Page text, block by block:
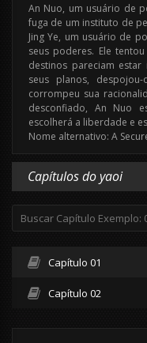
An Nuo, um usuário de
fuga de um instituto de
Jing Ye, um usuário de
seus poderes. Ele
destinos pareciam
seus planos,
corrompeu sua
desconfiado, An Nuo
escolherá a liberdade e
Nome alternativo: A
Capítulos do yaoi
Capítulo 01
Capítulo 02